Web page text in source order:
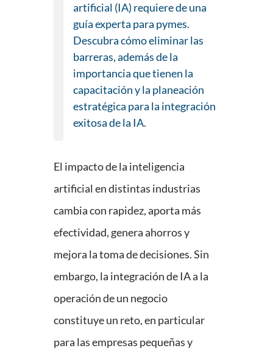
artificial (IA) requiere de una
guía experta para pymes.
Descubra cómo eliminar las
barreras, además de la
importancia que tienen la
capacitación y la planeación
estratégica para la integración
exitosa de la IA.
El impacto de la inteligencia
artificial en distintas industrias
cambia con rapidez, aporta más
efectividad, genera ahorros y
mejora la toma de decisiones. Sin
embargo, la integración de IA a la
operación de un negocio
constituye un reto, en particular
para las empresas pequeñas y